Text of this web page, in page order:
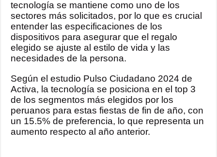
tecnología se mantiene como uno de los
sectores más solicitados, por lo que es crucial
entender las especificaciones de los
dispositivos para asegurar que el regalo
elegido se ajuste al estilo de vida y las
necesidades de la persona.
Según el estudio Pulso Ciudadano 2024 de
Activa, la tecnología se posiciona en el top 3
de los segmentos más elegidos por los
peruanos para estas fiestas de fin de año, con
un 15.5% de preferencia, lo que representa un
aumento respecto al año anterior.